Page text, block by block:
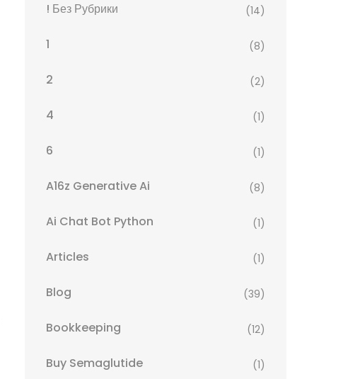
! Без Рубрики (14)
1 (8)
2 (2)
4 (1)
6 (1)
A16z Generative Ai (8)
Ai Chat Bot Python (1)
Articles (1)
Blog (39)
Bookkeeping (12)
Buy Semaglutide (1)